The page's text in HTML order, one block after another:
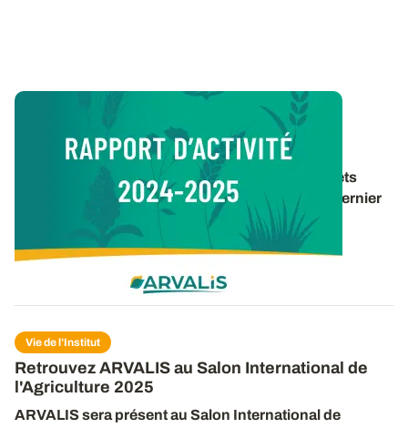
Rapport d’activité 2024-2025
Retrouvez un panorama des travaux et des projets
d’ARVALIS pour la période 2024-2025 dans le dernier
rapport d’activité de l’institut. 40 pages pour
Vie de l’Institut
Retrouvez ARVALIS au Salon International de
l'Agriculture 2025
ARVALIS sera présentau Salon International de